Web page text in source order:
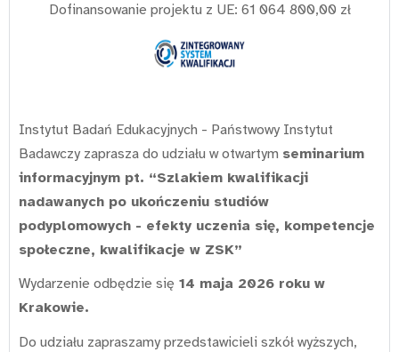
Dofinansowanie projektu z UE: 61 064 800,00 zł
Instytut Badań Edukacyjnych - Państwowy Instytut
Badawczy zaprasza do udziału w otwartym seminarium
informacyjnym pt. “Szlakiem kwalifikacji
nadawanych po ukończeniu studiów
podyplomowych - efekty uczenia się, kompetencje
społeczne, kwalifikacje w ZSK”
Wydarzenie odbędzie się 14 maja 2026 roku w
Krakowie.
Do udziału zapraszamy przedstawicieli szkół wyższych,